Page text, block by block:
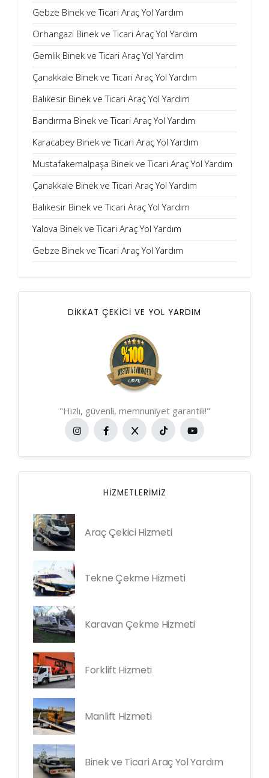
Gebze Binek ve Ticari Araç Yol Yardım
Orhangazi Binek ve Ticari Araç Yol Yardım
Gemlik Binek ve Ticari Araç Yol Yardım
Çanakkale Binek ve Ticari Araç Yol Yardım
Balıkesir Binek ve Ticari Araç Yol Yardım
Bandırma Binek ve Ticari Araç Yol Yardım
Karacabey Binek ve Ticari Araç Yol Yardım
Mustafakemalpaşa Binek ve Ticari Araç Yol Yardım
Çanakkale Binek ve Ticari Araç Yol Yardım
Balıkesir Binek ve Ticari Araç Yol Yardım
Yalova Binek ve Ticari Araç Yol Yardım
Gebze Binek ve Ticari Araç Yol Yardım
DİKKAT ÇEKİCİ VE YOL YARDIM
"Hızlı, güvenli, memnuniyet garantili!"
HIZMETLERIMIZ
Araç Çekici Hizmeti
Tekne Çekme Hizmeti
Karavan Çekme Hizmeti
Forklift Hizmeti
Manlift Hizmeti
Binek ve Ticari Araç Yol Yardım